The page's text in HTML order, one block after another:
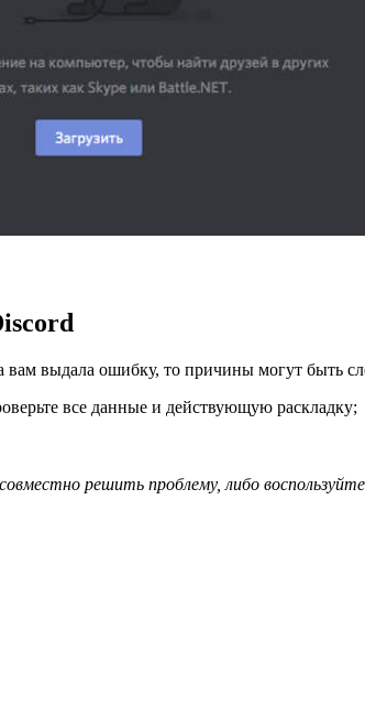
вам выдала ошибку, то причины могут быть
все данные и действующую раскладку;
решить проблему, либо